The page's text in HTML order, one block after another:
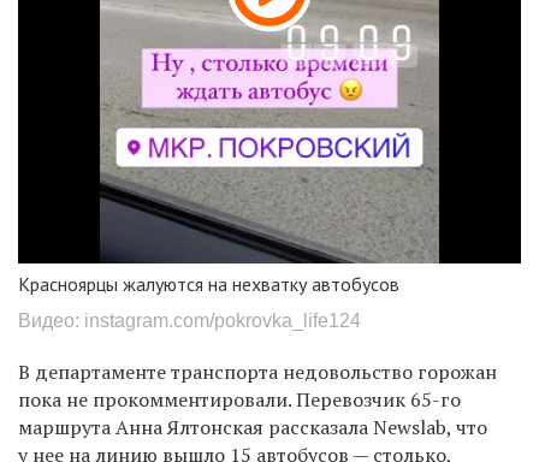
Красноярцы жалуются на нехватку автобусов
Видео: instagram.com/pokrovka_life124
В департаменте транспорта недовольство горожан
пока не прокомментировали.Перевозчик 65-го
маршрута Анна Ялтонская рассказала Newslab, что
у нее на линию вышло 15 автобусов — столько,